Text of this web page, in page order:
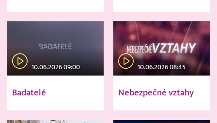
10.06.2026 09:00
Badatelé
10.06.2026 08:45
Nebezpečné vztahy